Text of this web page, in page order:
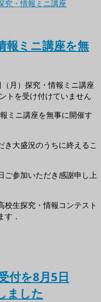
・情報ミニ講座
報ミニ講座を無
月）探究・情報ミニ講座
トを受け付けていません
ミニ講座を無事に開催す
き大盛況のうちに終えるこ
ご参加いただき感謝申し上
生探究・情報コンテスト
．
付を8月5日
ました